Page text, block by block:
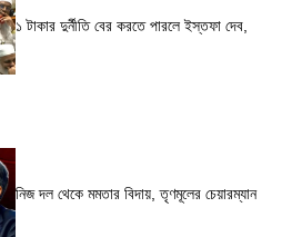
১ টাকার দুর্নীতি বের করতে পারলে ইস্তফা দেব,
নিজ দল থেকে মমতার বিদায়, তৃণমূলের চেয়ারম্যান